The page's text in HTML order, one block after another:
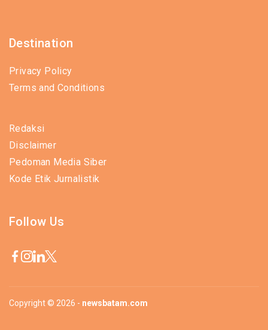
Destination
Privacy Policy
Terms and Conditions
Redaksi
Disclaimer
Pedoman Media Siber
Kode Etik Jurnalistik
Follow Us
Copyright © 2026 - newsbatam.com